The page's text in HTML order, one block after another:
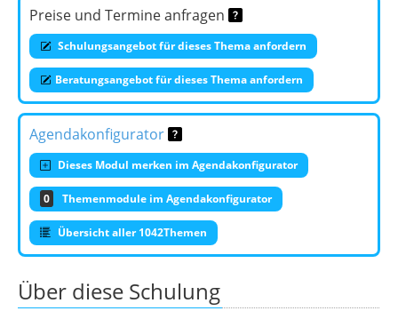
Preise und Termine anfragen
Schulungsangebot für dieses Thema anfordern
Beratungsangebot für dieses Thema anfordern
Agendakonfigurator
Dieses Modul merken im Agendakonfigurator
0 Themenmodule im Agendakonfigurator
Übersicht aller 1042Themen
Über diese Schulung